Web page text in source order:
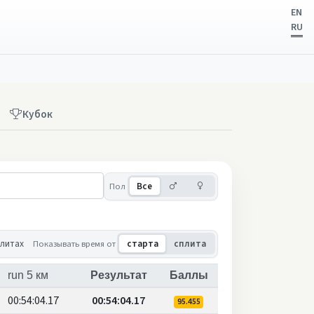
EN
RU
Кубок
Пол Все Мужчины
Показывать время от старта сплита
run 5 км Результат Баллы
00:54:04.17 00:54:04.17 95.455